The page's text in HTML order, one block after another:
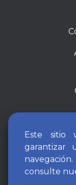
Este sitio
garantizar
consulte